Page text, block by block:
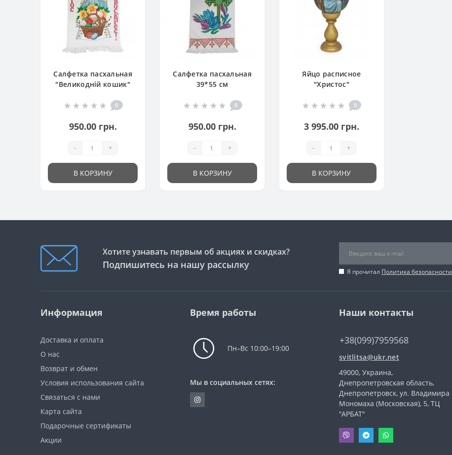
Салфетка пасхальная
"Великодній кошик"
0
950.00 грн.
- +
В КОРЗИНУ
Салфетка пасхальная
39*55 см
0
950.00 грн.
- +
В КОРЗИНУ
Яйцо расписное
"Христос"
0
3 995.00 грн.
- +
В КОРЗИНУ
Хотите узнавать первым об акциях и скидках?
Подпишитесь на нашу рассылку
Я прочитал Политика безопасности
Информация
Доставка и оплата
О нас
Возврат и обмен
Условия использования сайта
Связаться с нами
Карта сайта
Подарочные сертификаты
Акции
Время работы
Пн–Вс 10:00–19:00
Мы в социальных сетях:
Наши контакты
+38(099)7959568
svitlitsa@ukr.net
49000, Украина,
Днепропетровская область,
Днепропетровск, ул. Владимира
Мономаха (Московская), 5, ТЦ
"АРБАТ"